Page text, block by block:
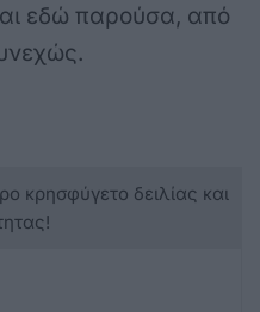
εδώ παρούσα, από
κρησφύγετο δειλίας και